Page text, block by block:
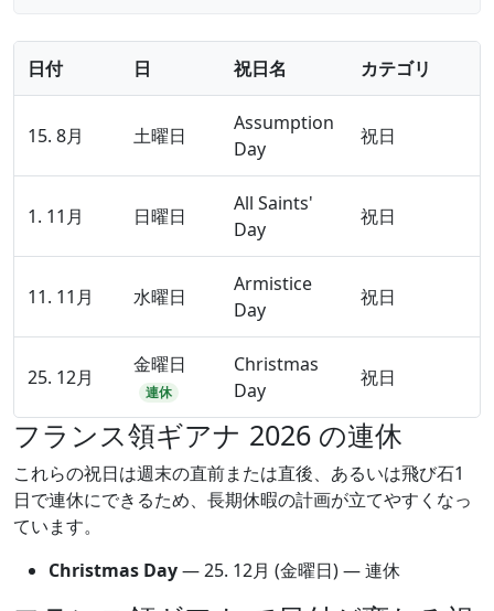
日付 日 祝日名 カテゴリ
15. 8月 土曜日
Assumption
Day
祝日
1. 11月 日曜日
All Saints'
Day
祝日
11. 11月 水曜日
Armistice
Day
祝日
25. 12月
金曜日
連休
Christmas
Day
祝日
フランス領ギアナ 2026 の連休
これらの祝日は週末の直前または直後、あるいは飛び石1
日で連休にできるため、長期休暇の計画が立てやすくなっ
ています。
Christmas Day—25. 12月 (金曜日) — 連休